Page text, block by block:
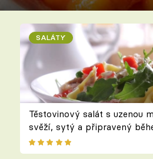
SALÁTY
Těstovinový salát s uzenou
svěží, sytý a připravený